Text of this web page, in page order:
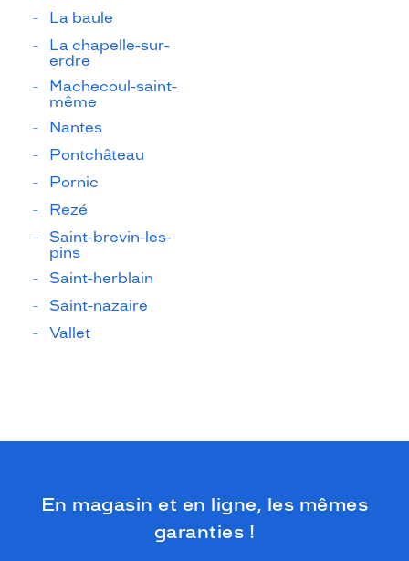
La baule
La chapelle-sur-
erdre
Machecoul-saint-
même
Nantes
Pontchâteau
Pornic
Rezé
Saint-brevin-les-
pins
Saint-herblain
Saint-nazaire
Vallet
En magasin et en ligne, les mêmes
garanties !